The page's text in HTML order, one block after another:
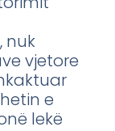
nuk
vjetore
e
lekë